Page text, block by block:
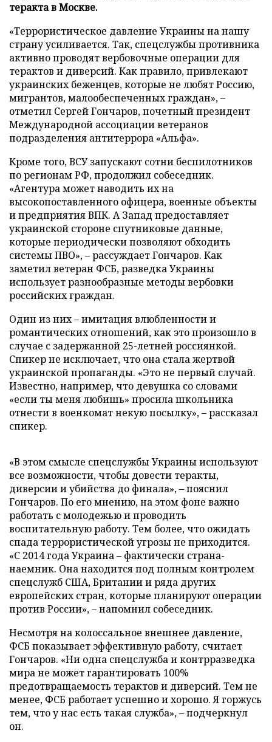
теракта в Москве.
«Террористическое давление Украины на нашу
страну усиливается. Так, спецслужбы противника
активно проводят вербовочные операции для
терактов и диверсий. Как правило, привлекают
украинских беженцев, которые не любят Россию,
мигрантов, малообеспеченных граждан», –
отметил Сергей Гончаров, почетный президент
Международной ассоциации ветеранов
подразделения антитеррора «Альфа».
Кроме того, ВСУ запускают сотни беспилотников
по регионам РФ, продолжил собеседник.
«Агентура может наводить их на
высокопоставленного офицера, военные объекты
и предприятия ВПК. А Запад предоставляет
украинской стороне спутниковые данные,
которые периодически позволяют обходить
системы ПВО», – рассуждает Гончаров. Как
заметил ветеран ФСБ, разведка Украины
использует разнообразные методы вербовки
российских граждан.
Один из них – имитация влюбленности и
романтических отношений, как это произошло в
случае с задержанной 25-летней россиянкой.
Спикер не исключает, что она стала жертвой
украинской пропаганды. «Это не первый случай.
Известно, например, что девушка со словами
«если ты меня любишь» просила школьника
отнести в военкомат некую посылку», – рассказал
спикер.
«В этом смысле спецслужбы Украины используют
все возможности, чтобы довести теракты,
диверсии и убийства до финала», – пояснил
Гончаров. По его мнению, на этом фоне важно
работать с молодежью и проводить
воспитательную работу. Тем более, что ожидать
спада террористической угрозы не приходится.
«С 2014 года Украина – фактически страна-
наемник. Она находится под полным контролем
спецслужб США, Британии и ряда других
европейских стран, которые планируют операции
против России», – напомнил собеседник.
Несмотря на колоссальное внешнее давление,
ФСБ показывает эффективную работу, считает
Гончаров. «Ни одна спецслужба и контрразведка
мира не может гарантировать 100%
предотвращаемость терактов и диверсий. Тем не
менее, ФСБ работает успешно и хорошо. Я горжусь
тем, что у нас есть такая служба», – подчеркнул
он.